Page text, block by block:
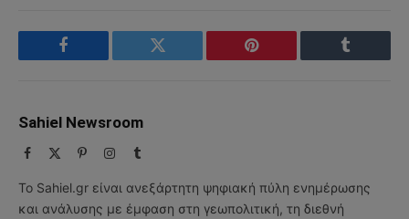
Facebook Twitter Pinterest Tumblr
Sahiel Newsroom
Facebook PinterestInstagram
Tumblr
Το Sahiel.gr είναι ανεξάρτητη ψηφιακή πύλη ενημέρωσης
και ανάλυσης με έμφαση στη γεωπολιτική, τη διεθνή